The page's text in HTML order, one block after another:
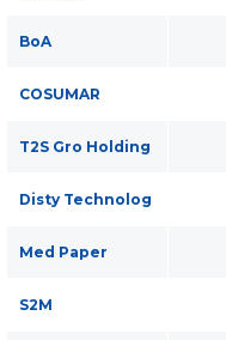
BoA
COSUMAR
T2S Gro Holding
Disty Technolog
Med Paper
S2M